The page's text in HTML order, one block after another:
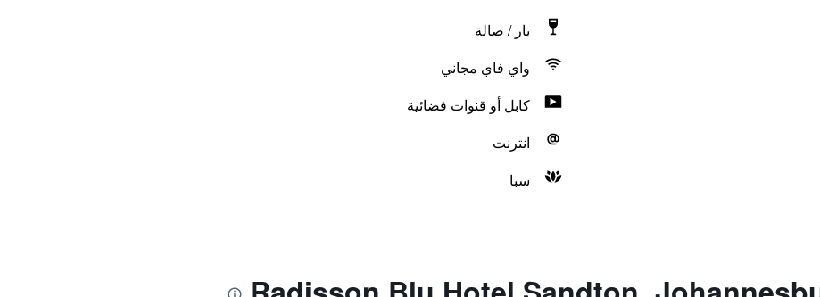
بار / صالة
واي فاي مجاني
كابل أو قنوات فضائية
انترنت
سبا